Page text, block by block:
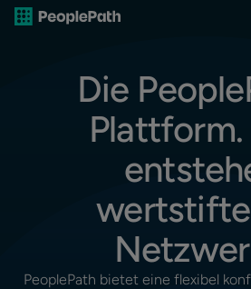
Die
PeoplePath bietet eine flexibel